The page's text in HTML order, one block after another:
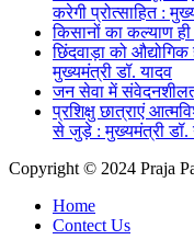
करेगी प्रोत्साहित :
किसानों का कल्याण ही
छिंदवाड़ा को
मुख्यमंत्री डॉ. यादव
जन सेवा में
प्रशिक्षु छात्राएं
से जुड़े : मुख्यमंत्री डॉ.
Copyright © 2024 Praja
Home
Contect Us